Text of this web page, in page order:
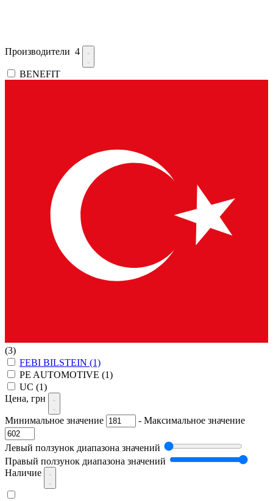
Производители 4
BENEFIT
(3)
FEBI BILSTEIN (1)
PE AUTOMOTIVE (1)
UC (1)
Цена, грн
Минимальное значение - Максимальное значение
Левый ползунок диапазона значений
Правый ползунок диапазона значений
Наличие